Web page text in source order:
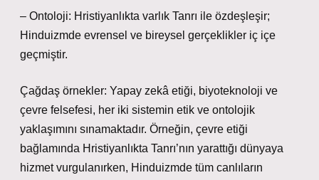
– Ontoloji: Hristiyanlıkta varlık Tanrı ile özdeşleşir;
Hinduizmde evrensel ve bireysel gerçeklikler iç içe
geçmiştir.
Çağdaş örnekler: Yapay zekâ etiği, biyoteknoloji ve
çevre felsefesi, her iki sistemin etik ve ontolojik
yaklaşımını sınamaktadır. Örneğin, çevre etiği
bağlamında Hristiyanlıkta Tanrı’nın yarattığı dünyaya
hizmet vurgulanırken, Hinduizmde tüm canlıların